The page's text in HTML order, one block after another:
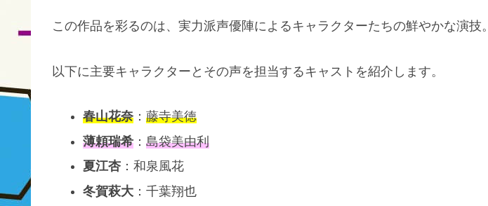
この作品を彩るのは、実力派声優陣によるキャラクターたちの鮮やかな演技。
以下に主要キャラクターとその声を担当するキャストを紹介します。
春山花奈： 藤寺美徳
薄頼瑞希： 島袋美由利
夏江杏：和泉風花
冬賀萩大：千葉翔也